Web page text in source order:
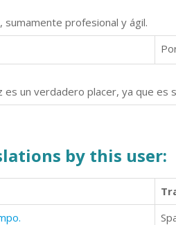
sumamente profesional y ágil.
es un verdadero placer, ya que
by this user: